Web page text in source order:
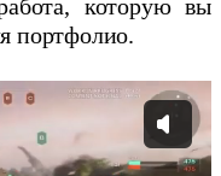
которую вы
портфолио.